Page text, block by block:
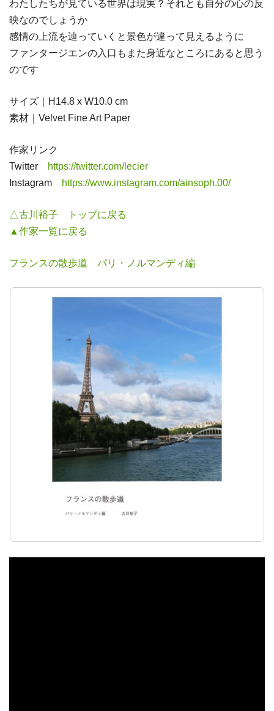
わたしたちが見ている世界は現実？それとも自分の心の反
映なのでしょうか
感情の上流を辿っていくと景色が違って見えるように
ファンタージエンの入口もまた身近なところにあると思う
のです
サイズ｜H14.8 x W10.0 cm
素材｜Velvet Fine Art Paper
作家リンク
Twitter
https://twitter.com/lecier
Instagram
https://www.instagram.com/ainsoph.00/
△古川裕子 トップに戻る
▲作家一覧に戻る
フランスの散歩道 パリ・ノルマンディ編